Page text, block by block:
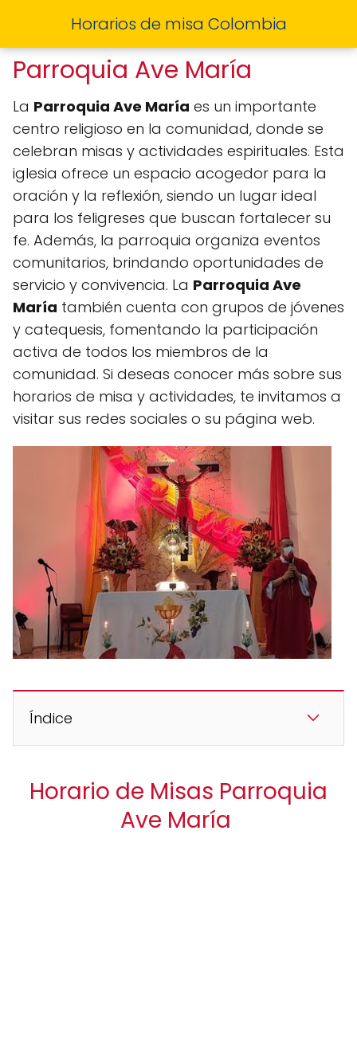
Horarios de misa Colombia
Parroquia Ave María
La Parroquia Ave María es un importante
centro religioso en la comunidad, donde se
celebran misas y actividades espirituales. Esta
iglesia ofrece un espacio acogedor para la
oración y la reflexión, siendo un lugar ideal
para los feligreses que buscan fortalecer su
fe. Además, la parroquia organiza eventos
comunitarios, brindando oportunidades de
servicio y convivencia. La Parroquia Ave
María también cuenta con grupos de jóvenes
y catequesis, fomentando la participación
activa de todos los miembros de la
comunidad. Si deseas conocer más sobre sus
horarios de misa y actividades, te invitamos a
visitar sus redes sociales o su página web.
Índice
Horario de Misas Parroquia
Ave María